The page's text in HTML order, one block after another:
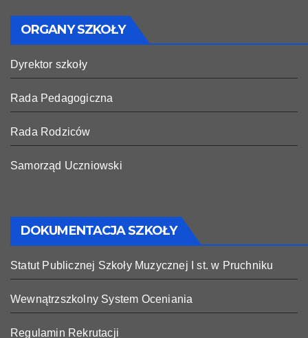
ORGANY SZKOŁY
Dyrektor szkoły
Rada Pedagogiczna
Rada Rodziców
Samorząd Uczniowski
DOKUMENTACJA SZKOŁY
Statut Publicznej Szkoły Muzycznej I st. w Pruchniku
Wewnątrzszkolny System Oceniania
Regulamin Rekrutacji